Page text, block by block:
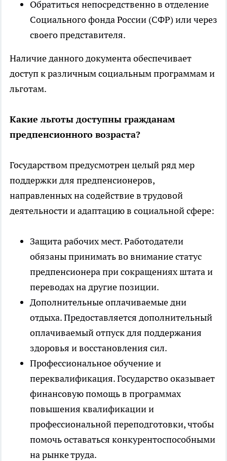
Обратиться непосредственно в отделение
Социального фонда России (СФР) или через
своего представителя.
Наличие данного документа обеспечивает
доступ к различным социальным программам и
льготам.
Какие льготы доступны гражданам
предпенсионного возраста?
Государством предусмотрен целый ряд мер
поддержки для предпенсионеров,
направленных на содействие в трудовой
деятельности и адаптацию в социальной сфере:
Защита рабочих мест. Работодатели
обязаны принимать во внимание статус
предпенсионера при сокращениях штата и
переводах на другие позиции.
Дополнительные оплачиваемые дни
отдыха. Предоставляется дополнительный
оплачиваемый отпуск для поддержания
здоровья и восстановления сил.
Профессиональное обучение и
переквалификация. Государство оказывает
финансовую помощь в программах
повышения квалификации и
профессиональной переподготовки, чтобы
помочь оставаться конкурентоспособными
на рынке труда.